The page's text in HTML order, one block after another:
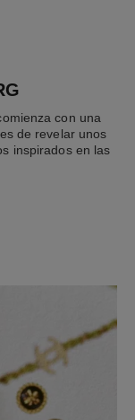
con una
de revelar unos
inspirados en las